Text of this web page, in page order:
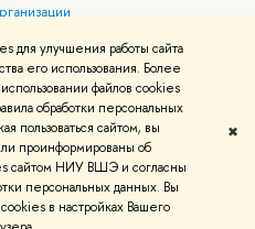
для улучшения работы сайта
его использования. Более
файлов cookies
обработки персональных
пользоваться сайтом, вы
проинформированы об
сайтом НИУ ВШЭ и согласны
персональных данных. Вы
в настройках Вашего
✖
здоровья
Условия использования
Карта сайта
вШколе дизайна НИУ ВШЭ